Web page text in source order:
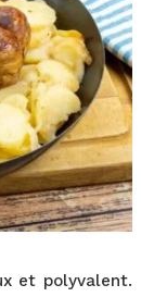
et polyvalent.